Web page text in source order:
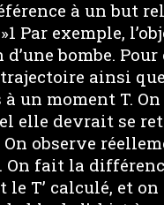
à un but
Par exemple,
bombe. Pour
ainsi
à un moment T.
elle devrait se
On observe
On fait la
le T’ calculé, et